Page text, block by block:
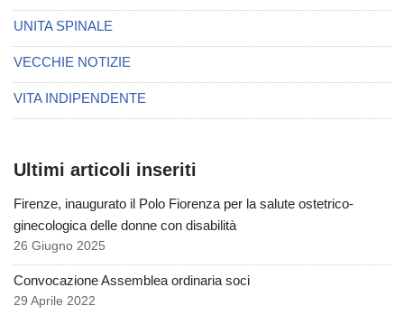
UNITA SPINALE
VECCHIE NOTIZIE
VITA INDIPENDENTE
Ultimi articoli inseriti
Firenze, inaugurato il Polo Fiorenza per la salute ostetrico-
ginecologica delle donne con disabilità
26 Giugno 2025
Convocazione Assemblea ordinaria soci
29 Aprile 2022